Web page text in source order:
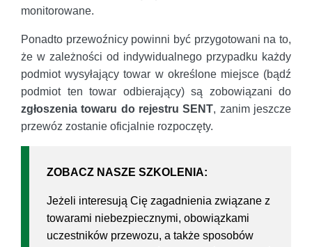
monitorowane.
Ponadto przewoźnicy powinni być przygotowani na to,
że w zależności od indywidualnego przypadku każdy
podmiot wysyłający towar w określone miejsce (bądź
podmiot ten towar odbierający) są zobowiązani do
zgłoszenia towaru do rejestru SENT, zanim jeszcze
przewóz zostanie oficjalnie rozpoczęty.
ZOBACZ NASZE SZKOLENIA:
Jeżeli interesują Cię zagadnienia związane z
towarami niebezpiecznymi, obowiązkami
uczestników przewozu, a także sposobów